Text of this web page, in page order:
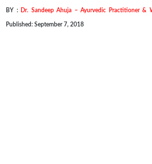
BY : Dr. Sandeep Ahuja – Ayurvedic Practitioner &
Published: September 7, 2018